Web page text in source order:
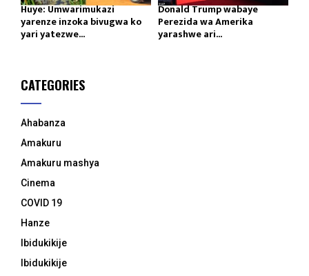
Huye: Umwarimukazi
yarenze inzoka bivugwa ko
yari yatezwe...
Donald Trump wabaye
Perezida wa Amerika
yarashwe ari...
CATEGORIES
Ahabanza
Amakuru
Amakuru mashya
Cinema
COVID 19
Hanze
Ibidukikije
Ibidukikije